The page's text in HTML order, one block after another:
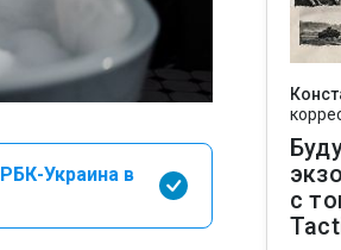
РБК-Украина в
с